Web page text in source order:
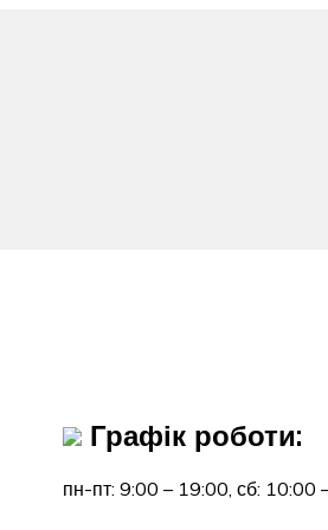
Графік роботи:
пн-пт: 9:00 – 19:00, сб: 10:00